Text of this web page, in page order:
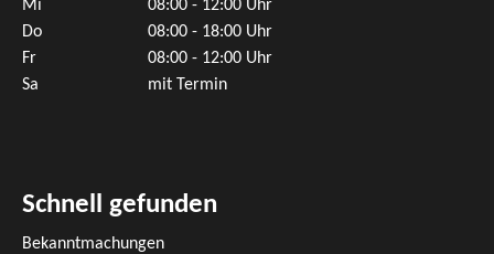
Mi
08:00 - 12:00 Uhr
Do
08:00 - 18:00 Uhr
Fr
08:00 - 12:00 Uhr
Sa
mit Termin
Schnell gefunden
Bekanntmachungen